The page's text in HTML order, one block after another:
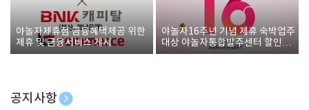
야놀자제휴점 금융혜택제공 위한
제휴 및 금융서비스 게시
야놀자16주년 기념 제휴 숙박업주
대상 야놀자통합발주센터 할인쿠
폰 증정
공지사항
[호텔업] 개인정보 처리방침 개정본1 (19.09.02)